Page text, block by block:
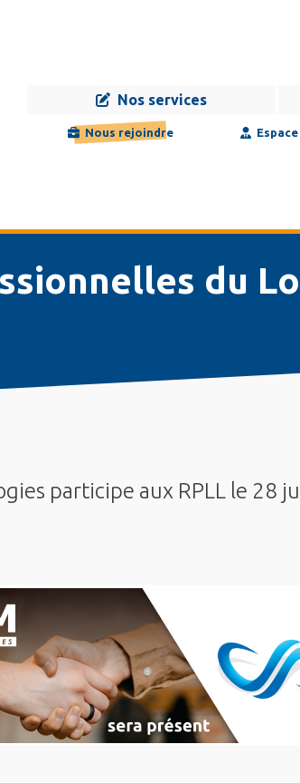
Navigation
Nos services
Nous rejoindre
du
participe aux RPLL le 28